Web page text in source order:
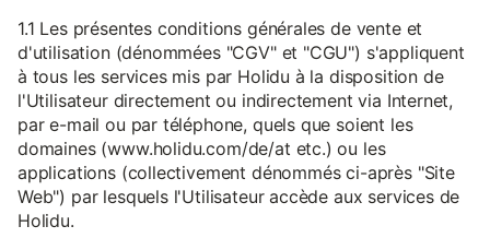
1.1 Les présentes conditions générales de vente et
d'utilisation (dénommées "CGV" et "CGU") s'appliquent
à tous les services mis par Holidu à la disposition de
l'Utilisateur directement ou indirectement via Internet,
par e-mail ou par téléphone, quels que soient les
domaines (www.holidu.com/de/at etc.) ou les
applications (collectivement dénommés ci-après "Site
Web") par lesquels l'Utilisateur accède aux services de
Holidu.